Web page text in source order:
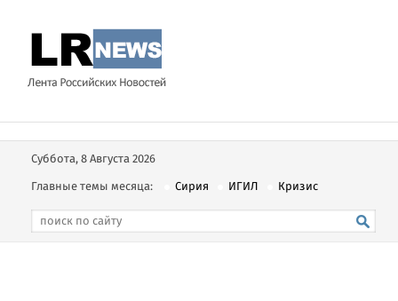
Суббота, 8 Августа 2026
Главные темы месяца:
Сирия ИГИЛ Кризис